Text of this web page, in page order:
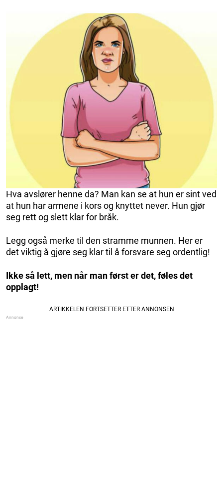
Hva avslører henne da? Man kan se at hun er sint ved
at hun har armene i kors og knyttet never. Hun gjør
seg rett og slett klar for bråk.
Legg også merke til den stramme munnen. Her er
det viktig å gjøre seg klar til å forsvare seg ordentlig!
Ikke så lett, men når man først er det, føles det
opplagt!